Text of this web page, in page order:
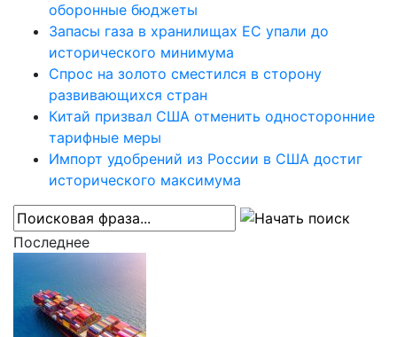
оборонные бюджеты
Запасы газа в хранилищах ЕС упали до
исторического минимума
Спрос на золото сместился в сторону
развивающихся стран
Китай призвал США отменить односторонние
тарифные меры
Импорт удобрений из России в США достиг
исторического максимума
Последнее